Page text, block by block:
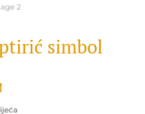
simbol